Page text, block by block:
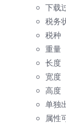
下载
税务
税种
重量
长度
宽度
高度
单独
属性